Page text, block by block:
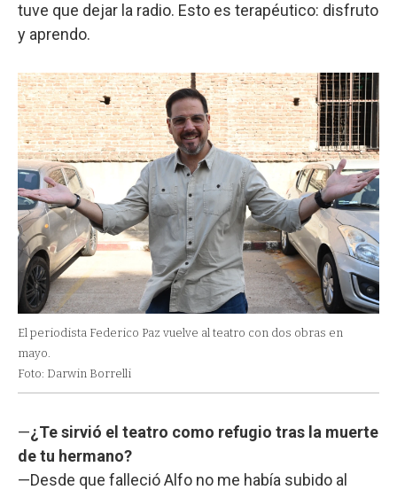
tuve que dejar la radio. Esto es terapéutico: disfruto
y aprendo.
El periodista Federico Paz vuelve al teatro con dos obras en
mayo.
Foto: Darwin Borrelli
—¿Te sirvió el teatro como refugio tras la muerte
de tu hermano?
—Desde que falleció Alfo no me había subido al